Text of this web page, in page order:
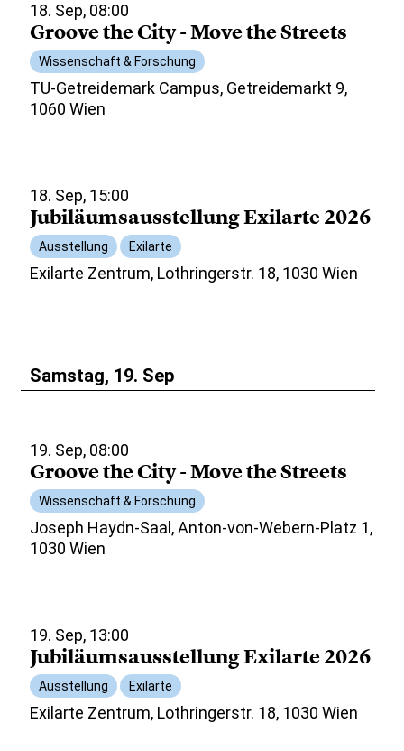
18. Sep, 08:00
Groove the City - Move the Streets
Wissenschaft & Forschung
TU-Getreidemark Campus, Getreidemarkt 9,
1060 Wien
18. Sep, 15:00
Jubiläumsausstellung Exilarte 2026
Ausstellung Exilarte
Exilarte Zentrum, Lothringerstr. 18, 1030 Wien
Samstag, 19. Sep
19. Sep, 08:00
Groove the City - Move the Streets
Wissenschaft & Forschung
Joseph Haydn-Saal, Anton-von-Webern-Platz 1,
1030 Wien
19. Sep, 13:00
Jubiläumsausstellung Exilarte 2026
Ausstellung Exilarte
Exilarte Zentrum, Lothringerstr. 18, 1030 Wien